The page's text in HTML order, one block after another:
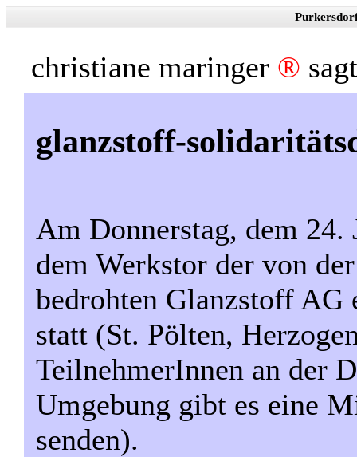
christiane maringer ®
glanzstoff-
Am Donnerstag, dem
dem Werkstor der von
bedrohten Glanzstoff AG
statt (St. Pölten,
TeilnehmerInnen an der
Umgebung gibt es eine
senden).